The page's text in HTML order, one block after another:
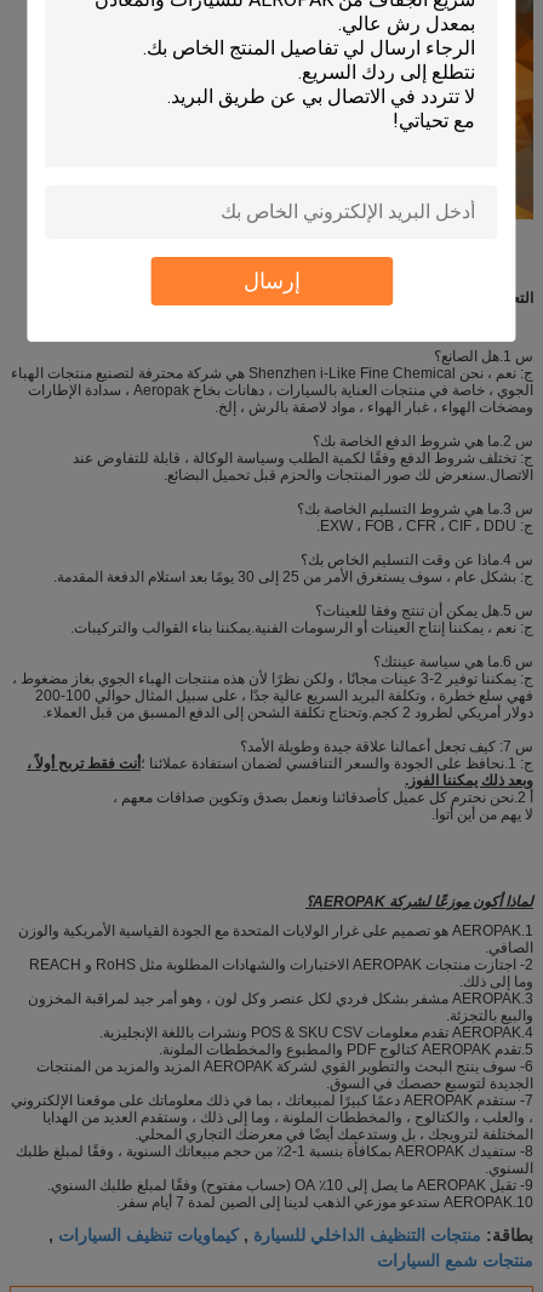
إرسال
التعليمات
س 1.هل الصانع؟
ج: نعم ، نحن Shenzhen i-Like Fine Chemical هي شركة محترفة لتصنيع منتجات الهباء
الجوي ، خاصة في منتجات العناية بالسيارات ، دهانات بخاخ Aeropak ، سدادة الإطارات
ومضخات الهواء ، غبار الهواء ، مواد لاصقة بالرش ، إلخ.
س 2.ما هي شروط الدفع الخاصة بك؟
ج: تختلف شروط الدفع وفقًا لكمية الطلب وسياسة الوكالة ، قابلة للتفاوض عند
الاتصال.سنعرض لك صور المنتجات والحزم قبل تحميل البضائع.
س 3.ما هي شروط التسليم الخاصة بك؟
ج: EXW ، FOB ، CFR ، CIF ، DDU.
س 4.ماذا عن وقت التسليم الخاص بك؟
ج: بشكل عام ، سوف يستغرق الأمر من 25 إلى 30 يومًا بعد استلام الدفعة المقدمة.
س 5.هل يمكن أن تنتج وفقا للعينات؟
ج: نعم ، يمكننا إنتاج العينات أو الرسومات الفنية.يمكننا بناء القوالب والتركيبات.
س 6.ما هي سياسة عينتك؟
ج: يمكننا توفير 2-3 عينات مجانًا ، ولكن نظرًا لأن هذه منتجات الهباء الجوي بغاز مضغوط ،
فهي سلع خطرة ، وتكلفة البريد السريع عالية جدًا ، على سبيل المثال حوالي 100-200
دولار أمريكي لطرود 2 كجم.وتحتاج تكلفة الشحن إلى الدفع المسبق من قبل العملاء.
س 7: كيف تجعل أعمالنا علاقة جيدة وطويلة الأمد؟
ج: 1.نحافظ على الجودة والسعر التنافسي لضمان استفادة عملائنا ؛
أنت فقط تربح أولاً ،
وبعد ذلك يمكننا الفوز.
لا يهم من أين أتوا.
لماذا أكون موزعًا لشركة AEROPAK؟
1.AEROPAK هو تصميم على غرار الولايات المتحدة مع الجودة القياسية الأمريكية والوزن
الصافي.
2- اجتازت منتجات AEROPAK الاختبارات والشهادات المطلوبة مثل RoHS و REACH
وما إلى ذلك.
3.AEROPAK مشفر بشكل فردي لكل عنصر وكل لون ، وهو أمر جيد لمراقبة المخزون
والبيع بالتجزئة.
4.AEROPAK تقدم معلومات POS & SKU CSV ونشرات باللغة الإنجليزية.
5.تقدم AEROPAK كتالوج PDF والمطبوع والمخططات الملونة.
6- سوف ينتج البحث والتطوير القوي لشركة AEROPAK المزيد والمزيد من المنتجات
الجديدة لتوسيع حصصك في السوق.
7- ستقدم AEROPAK دعمًا كبيرًا لمبيعاتك ، بما في ذلك معلوماتك على موقعنا الإلكتروني
، والعلب ، والكتالوج ، والمخططات الملونة ، وما إلى ذلك ، وستقدم العديد من الهدايا
المختلفة لترويجك ، بل وستدعمك أيضًا في معرضك التجاري المحلي.
8- ستفيدك AEROPAK بمكافأة بنسبة 1-2٪ من حجم مبيعاتك السنوية ، وفقًا لمبلغ طلبك
السنوي.
9- تقبل AEROPAK ما يصل إلى 10٪ OA (حساب مفتوح) وفقًا لمبلغ طلبك السنوي.
10.AEROPAK ستدعو موزعي الذهب لدينا إلى الصين لمدة 7 أيام سفر.
بطاقة: منتجات التنظيف الداخلي للسيارة , كيماويات تنظيف السيارات ,
منتجات شمع السيارات